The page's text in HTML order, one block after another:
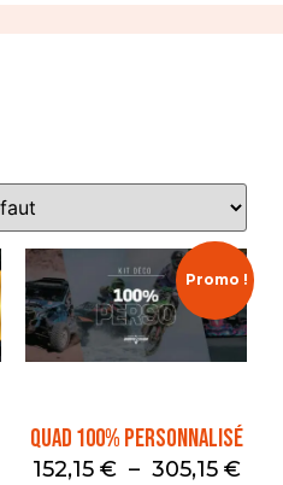
Promo !
Quad 100% Personnalisé
152,15 € – 305,15 €